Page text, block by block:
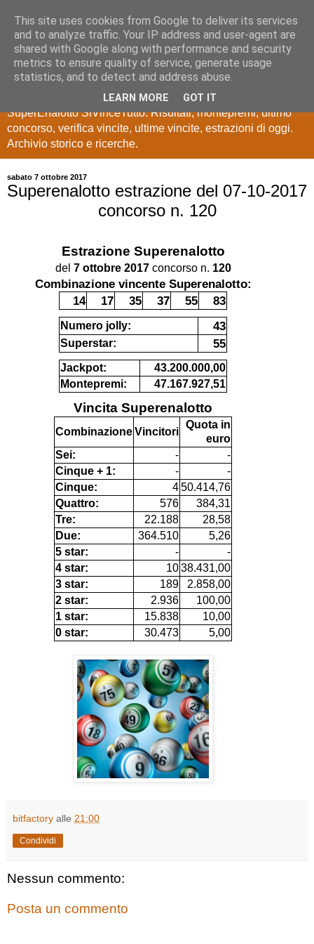
Estrazioni Lotto
SuperEnalotto
Ultime estrazioni di Lotto, SuperEnalotto, 10 e lotto,
SuperEnalotto SiVinceTutto. Risultati, montepremi, ultimo
concorso, verifica vincite, ultime vincite, estrazioni di oggi.
Archivio storico e ricerche.
sabato 7 ottobre 2017
Superenalotto estrazione del 07-10-2017
concorso n. 120
Estrazione Superenalotto
del 7 ottobre 2017concorso n. 120
Combinazione vincente Superenalotto:
14
17 35 37 55 83
Numero jolly: 43
Superstar: 55
Jackpot:
43.200.000,00
Montepremi:
47.167.927,51
Vincita Superenalotto
CombinazioneVincitori
Quota in
euro
Sei:
-
-
Cinque + 1:
-
-
Cinque:
450.414,76
Quattro:
576
384,31
Tre:
22.188
28,58
Due:
364.510
5,26
5 star:
-
-
4 star:
1038.431,00
3 star:
189
2.858,00
2 star:
2.936
100,00
1 star:
15.838
10,00
0 star:
30.473 5,00
bitfactory alle 21:00
Condividi
Nessun commento:
Posta un commento
This site uses cookies from Google to deliver its services
and to analyze traffic. Your IP address and user-agent are
shared with Google along with performance and security
metrics to ensure quality of service, generate usage
statistics, and to detect and address abuse.
LEARN MORE GOT IT